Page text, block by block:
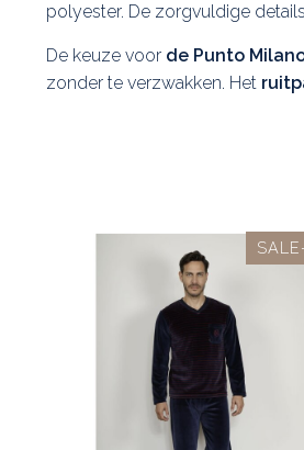
polyester. De zorgvuldige
De keuze voor de Punto
zonder te verzwakken. Het